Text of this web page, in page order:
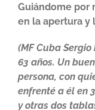
Guiándome por
en la apertura y
(MF Cuba
63 años. Un
persona, con
enfrenté a él en
y otras dos